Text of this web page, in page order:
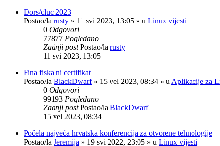
Dors/cluc 2023
Postao/la rusty » 11 svi 2023, 13:05 » u Linux vijesti
0 Odgovori
77877 Pogledano
Zadnji postPostao/la rusty
11 svi 2023, 13:05
Fina fiskalni certifikat
Postao/la BlackDwarf» 15 vel 2023, 08:34 » u Aplikacije za
0 Odgovori
99193 Pogledano
Zadnji postPostao/la BlackDwarf
15 vel 2023, 08:34
Počela najveća hrvatska konferencija za otvorene tehnologije
Postao/la Jeremija » 19 svi 2022, 23:05 » u Linux vijesti